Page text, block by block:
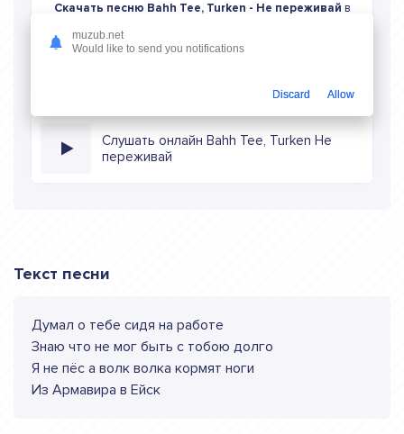
Скачать песню Bahh Tee, Turken - Не переживай в
слушать музыку в режиме онлайн
Слушать онлайн Bahh Tee, Turken Не
переживай
Текст песни
Думал о тебе сидя на работе
Знаю что не мог быть с тобою долго
Я не пёс а волк волка кормят ноги
Из Армавира в Ейск
muzub.net
Would like to send you notifications
Discard Allow